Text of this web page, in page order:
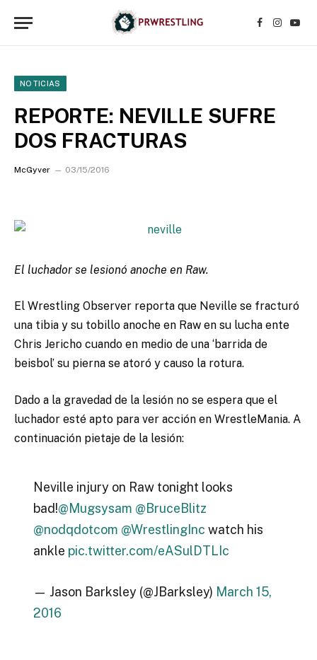
Facebook
NOTICIAS
REPORTE: NEVILLE SUFRE
DOS FRACTURAS
McGyver 03/15/2016
El luchador se lesionó anoche en Raw.
El Wrestling Observer reporta que Neville se fracturó
una tibia y su tobillo anoche en Raw en su lucha ente
Chris Jericho cuando en medio de una ‘barrida de
beisbol’ su pierna se atoró y causo la rotura.
Dado a la gravedad de la lesión no se espera que el
luchador esté apto para ver acción en WrestleMania. A
continuación pietaje de la lesión:
Neville injury on Raw tonight looks
bad!@Mugsysam @BruceBlitz
@nodqdotcom @WrestlingInc watch his
ankle pic.twitter.com/eASulDTLIc
— Jason Barksley (@JBarksley) March 15,
2016